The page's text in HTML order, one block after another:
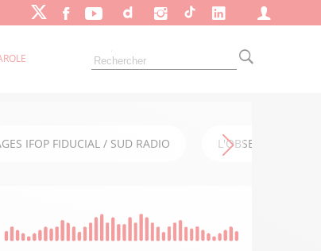
IFOP FIDUCIAL / SUD RADIO L'OBSERVATOIRE